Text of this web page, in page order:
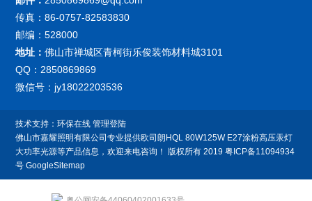
传真：86-0757-82583830
邮编：528000
地址：佛山市禅城区青柯街乐俊装饰材料城3101
QQ：2850869869
微信号：jy18022203536
技术支持：环保在线 管理登陆
佛山市嘉耀照明有限公司专业提供欧司朗HQL 80W125W E27涂粉高压汞灯
大功率光源等产品信息，欢迎来电咨询！ 版权所有 2019粤ICP备11094934
号 GoogleSitemap